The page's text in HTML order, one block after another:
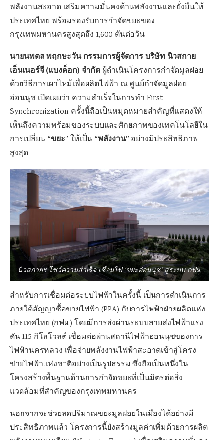
พลังงานสะอาด เสริมความมั่นคงด้านพลังงานและยั่งยืนให้
ประเทศไทย พร้อมรองรับการกำจัดขยะของ
กรุงเทพมหานครสูงสุดถึง 1,600 ตันต่อวัน
นายนพดล พฤกษะวัน กรรมการผู้จัดการ บริษัท นิวสกาย
เอ็นเนอร์จี (แบงค็อก) จำกัด ผู้ดำเนินโครงการกำจัดมูลฝอย
ด้วยวิธีการเผาไหม้เพื่อผลิตไฟฟ้า ณ ศูนย์กำจัดมูลฝอย
อ่อนนุช เปิดเผยว่า ความสำเร็จในการทำ First
Synchronization ครั้งนี้ถือเป็นหมุดหมายสำคัญที่แสดงให้
เห็นถึงความพร้อมของระบบและศักยภาพของเทคโนโลยีใน
การเปลี่ยน “ขยะ” ให้เป็น “พลังงาน” อย่างมีประสิทธิภาพ
สูงสุด
นิวสกายฯ โชว์ความสำเร็จ เชื่อมไฟ ‘ขยะอ่อนนุช’ สู่ระบบ กฟผ.
สำหรับการเชื่อมต่อระบบไฟฟ้าในครั้งนี้ เป็นการดำเนินการ
ภายใต้สัญญาซื้อขายไฟฟ้า (PPA) กับการไฟฟ้าฝ่ายผลิตแห่ง
ประเทศไทย (กฟผ.) โดยมีการส่งผ่านระบบสายส่งไฟฟ้าแรง
ดัน 115 กิโลโวลต์ เชื่อมต่อผ่านสถานีไฟฟ้าอ่อนนุชของการ
ไฟฟ้านครหลวง เพื่อจ่ายพลังงานไฟฟ้าสะอาดเข้าสู่โครง
ข่ายไฟฟ้าแห่งชาติอย่างเป็นรูปธรรม ซึ่งถือเป็นหนึ่งใน
โครงสร้างพื้นฐานด้านการกำจัดขยะที่เป็นมิตรต่อสิ่ง
แวดล้อมที่สำคัญของกรุงเทพมหานคร
นอกจากจะช่วยลดปริมาณขยะมูลฝอยในเมืองได้อย่างมี
ประสิทธิภาพแล้ว โครงการนี้ยังสร้างมูลค่าเพิ่มด้วยการผลิต